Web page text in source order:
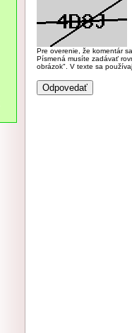
Pre overenie, že komentár
Písmená musíte zadávať
obrázok". V texte sa